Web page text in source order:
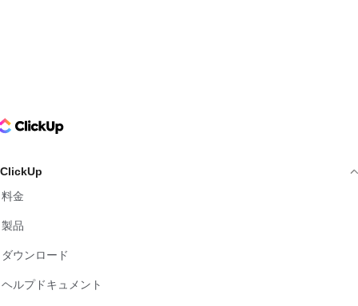
Logo
ClickUp
料金
製品
ダウンロード
ヘルプドキュメント